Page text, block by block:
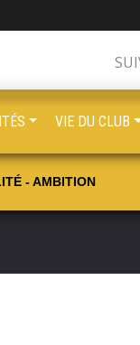
- AMBITION
VIE DU CLUB